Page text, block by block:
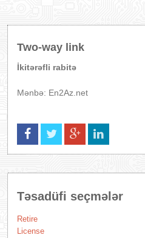
Two-way link
İkitərəfli rabitə
Mənbə: En2Az.net
Təsadüfi seçmələr
Retire
License